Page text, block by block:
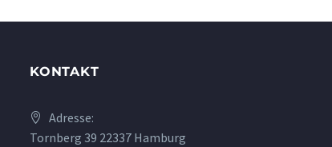
KONTAKT
Adresse:
Tornberg 39 22337 Hamburg